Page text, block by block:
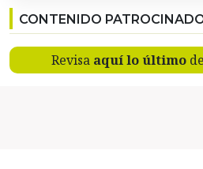
CONTENIDO
Revisa aquí lo último